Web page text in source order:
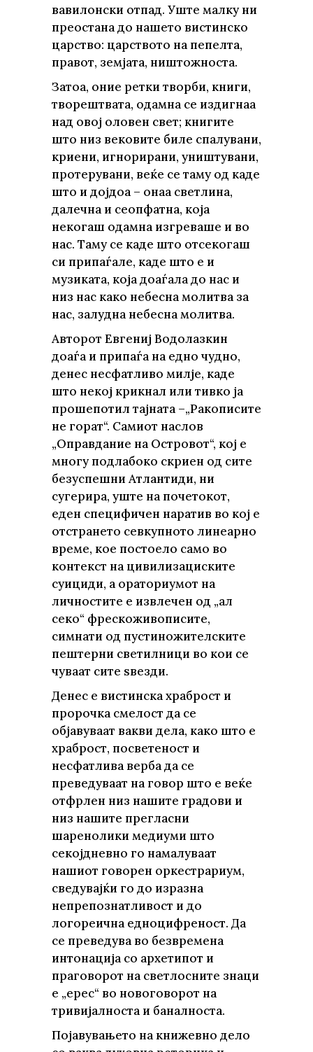
вавилонски отпад. Уште малку ни
преостана до нашето вистинско
царство: царството на пепелта,
правот, земјата, ништожноста.
Затоа, оние ретки творби, книги,
творештвата, одамна се издигнаа
над овој оловен свет; книгите
што низ вековите биле спалувани,
криени, игнорирани, уништувани,
протерувани, веќе се таму од каде
што и дојдоа – онаа светлина,
далечна и сеопфатна, која
некогаш одамна изгреваше и во
нас. Таму се каде што отсекогаш
си припаѓале, каде што е и
музиката, која доаѓала до нас и
низ нас како небесна молитва за
нас, залудна небесна молитва.
Авторот Евгениј Водолазкин
доаѓа и припаѓа на едно чудно,
денес несфатливо милје, каде
што некој крикнал или тивко ја
прошепотил тајната –„Ракописите
не горат“. Самиот наслов
„Оправдание на Островот“, кој е
многу подлабоко скриен од сите
безуспешни Атлантиди, ни
сугерира, уште на почетокот,
еден специфичен наратив во кој е
отстрането севкупното линеарно
време, кое постоело само во
контекст на цивилизациските
суициди, а ораториумот на
личностите е извлечен од „ал
секо“ фрескоживописите,
симнати од пустиножителските
пештерни светилници во кои се
чуваат сите sвезди.
Денес е вистинска храброст и
пророчка смелост да се
објавуваат вакви дела, како што е
храброст, посветеност и
несфатлива верба да се
преведуваат на говор што е веќе
отфрлен низ нашите градови и
низ нашите прегласни
шаренолики медиуми што
секојдневно го намалуваат
нашиот говорен оркестрариум,
сведувајќи го до изразна
непрепознатливост и до
логореична едноцифреност. Да
се преведува во безвремена
интонација со архетипот и
праговорот на светлосните знаци
е „ерес“ во новоговорот на
тривијалноста и баналноста.
Појавувањето на книжевно дело